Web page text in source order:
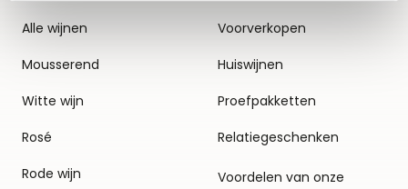
Alle wijnen
Mousserend
Witte wijn
Rosé
Rode wijn
Voorverkopen
Huiswijnen
Proefpakketten
Relatiegeschenken
Voordelen van onze